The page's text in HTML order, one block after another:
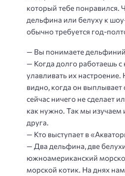
который тебе понравился.
дельфина или белуху к
обычно требуется год-
— Вы понимаете
— Когда долго работаешь
улавливать их настроение.
видно, когда он выплывает
сейчас ничего не сделает
как нужно. Так мы изучаем
друга.
— Кто выступает в
— Два дельфина, две
южноамериканский
морской котик. На днях